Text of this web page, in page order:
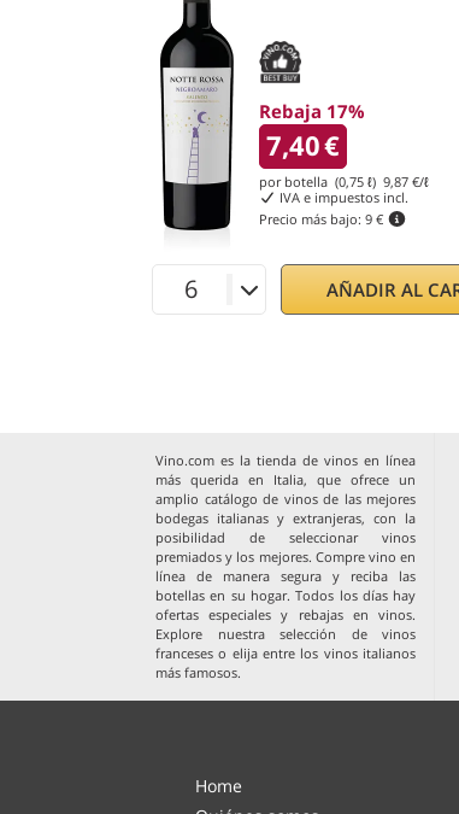
Rebaja 17%
7,40€
por botella (0,75 ℓ) 9,87 €/ℓ
IVA e impuestos incl.
Precio más bajo: 9 €
AÑADIR AL
Vino.com es la tienda de vinos en línea
más querida en Italia, que ofrece un
amplio catálogo de vinos de las mejores
bodegas italianas y extranjeras, con la
posibilidad de seleccionar vinos
premiados y los mejores. Compre vino en
línea de manera segura y reciba las
botellas en su hogar. Todos los días hay
ofertas especiales y rebajas en vinos.
Explore nuestra selección devinos
franceses o elija entre los vinos italianos
más famosos.
Home